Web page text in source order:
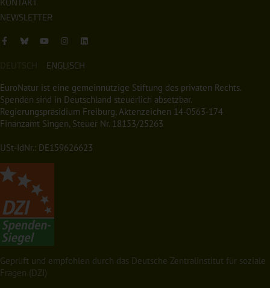
NEWSLETTER
DEUTSCH ENGLISCH
EuroNatur ist eine gemeinnützige Stiftung des privaten Rechts.
Spenden sind in Deutschland steuerlich absetzbar.
Regierungspräsidium Freiburg, Aktenzeichen 14-0563-174
Finanzamt Singen, Steuer Nr. 18153/25263
USt-IdNr.: DE159626623
Geprüft und empfohlen durch das Deutsche Zentralinstitut für soziale
Fragen (DZI)